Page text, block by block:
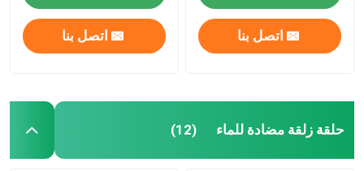
اتصل بنا اتصل بنا
حلقة زلقة مضادة للماء (12)